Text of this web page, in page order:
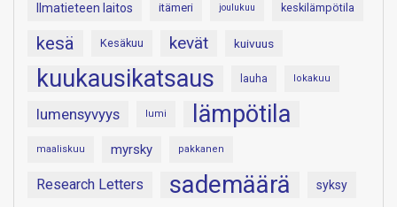
Ilmatieteen laitos itämeri joulukuu keskilämpötila
kesä Kesäkuu kevät kuivuus
kuukausikatsaus lauha lokakuu
lumensyvyys lumi lämpötila
maaliskuu myrsky pakkanen
Research Letters sademäärä syksy